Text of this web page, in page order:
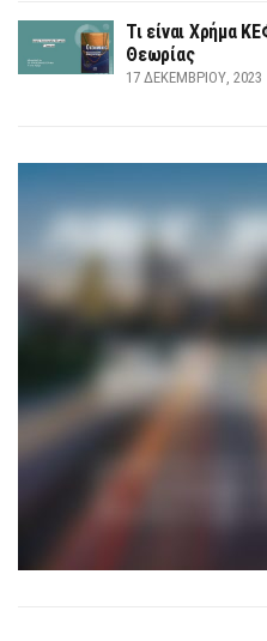
Τι είναι Χρήμα
Θεωρίας
17 ΔΕΚΕΜΒΡΊΟΥ, 2023